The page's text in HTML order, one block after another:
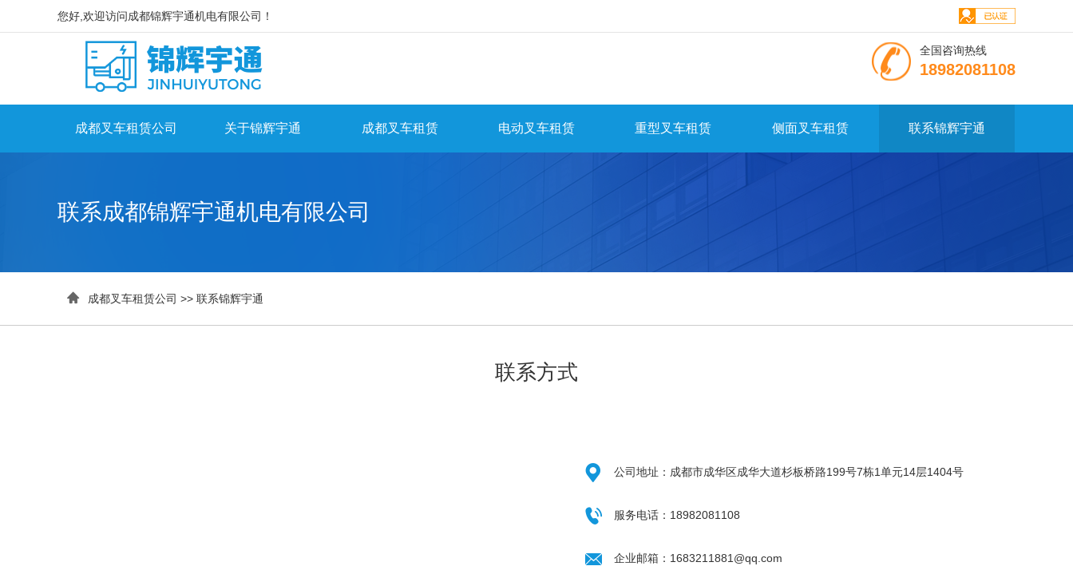
您好,欢迎访问成都锦辉宇通机电有限公司！
全国咨询热线
18982081108
成都叉车租赁公司 关于锦辉宇通 成都叉车租赁 电动叉车租赁 重型叉车租赁 侧面叉车租赁 联系锦辉宇通
联系成都锦辉宇通机电有限公司
 成都叉车租赁公司 >> 联系锦辉宇通
联系方式
 公司地址：成都市成华区成华大道杉板桥路199号7栋1单元14层1404号
 服务电话：18982081108
 企业邮箱：1683211881@qq.com